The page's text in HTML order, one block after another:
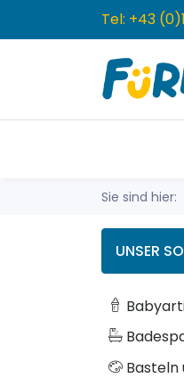
Tel: +43
Sie sind hier:
UNSER
Basteln